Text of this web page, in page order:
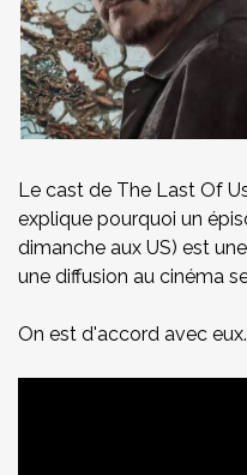
Le cast de The Last Of
explique pourquoi un
dimanche aux US) est
une diffusion au cinéma
On est d'accord avec eux.